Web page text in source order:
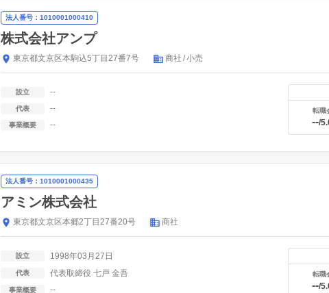
法人番号：1010001000410
株式会社アンプ
東京都文京区本駒込5丁目27番7号 商社 小売
設立 --
代表 --
事業概要 --
転職
--/
法人番号：1010001000435
アミン株式会社
東京都文京区本郷2丁目27番20号 商社
設立 1998年03月27日
代表 代表取締役 七戸 金吾
事業概要 --
転職
--/